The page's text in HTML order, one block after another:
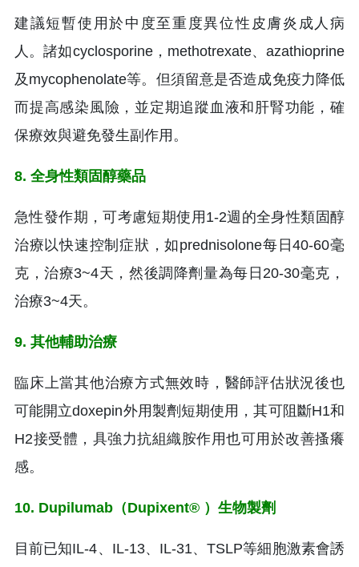
建議短暫使用於中度至重度異位性皮膚炎成人病
人。諸如cyclosporine，methotrexate、azathioprine
及mycophenolate等。但須留意是否造成免疫力降低
而提高感染風險，並定期追蹤血液和肝腎功能，確
保療效與避免發生副作用。
8. 全身性類固醇藥品
急性發作期，可考慮短期使用1-2週的全身性類固醇
治療以快速控制症狀，如prednisolone每日40-60毫
克，治療3~4天，然後調降劑量為每日20-30毫克，
治療3~4天。
9. 其他輔助治療
臨床上當其他治療方式無效時，醫師評估狀況後也
可能開立doxepin外用製劑短期使用，其可阻斷H1和
H2接受體，具強力抗組織胺作用也可用於改善搔癢
感。
10. Dupilumab（Dupixent® ）生物製劑
目前已知IL-4、IL-13、IL-31、TSLP等細胞激素會誘